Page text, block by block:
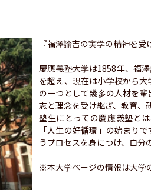
『福澤諭吉の実学の精神を受
慶應義塾大学は1858年、福
を超え、現在は小学校から
の一つとして幾多の人材を
志と理念を受け継ぎ、教育、
塾生にとっての慶應義塾と
「人生の好循環」の始まり
うプロセスを身につけ、自分
※本大学ページの情報は大学